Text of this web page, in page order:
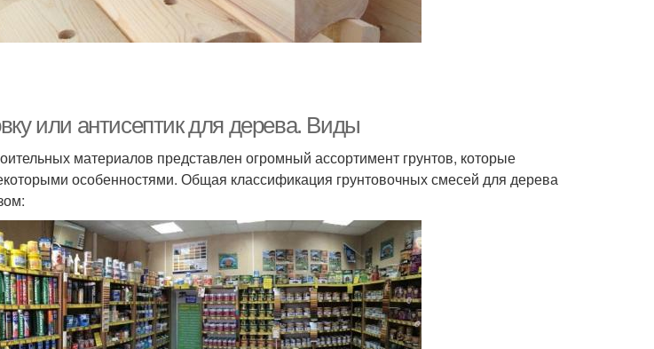
или антисептик для дерева. Виды
материалов представлен огромный ассортимент грунтов, которые
особенностями. Общая классификация грунтовочных смесей для дерева